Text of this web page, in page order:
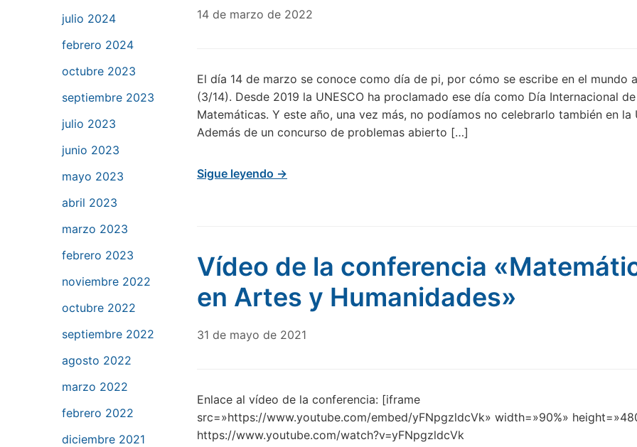
julio 2024
febrero 2024
octubre 2023
septiembre 2023
julio 2023
junio 2023
mayo 2023
abril 2023
marzo 2023
febrero 2023
noviembre 2022
octubre 2022
septiembre 2022
agosto 2022
marzo 2022
febrero 2022
diciembre 2021
14 de marzo de 2022
El día 14 de marzo se conoce como día de pi, por cómo se escribe en el mundo
(3/14). Desde 2019 la UNESCO ha proclamado ese día como Día Internacional
Matemáticas. Y este año, una vez más, no podíamos no celebrarlo también en la
Además de un concurso de problemas abierto […]
Sigue leyendo →
Vídeo de la conferencia
en Artes y Humanidades»
31 de mayo de 2021
Enlace al vídeo de la conferencia: [iframe
src=»https://www.youtube.com/embed/yFNpgzldcVk» width=»90%»
https://www.youtube.com/watch?v=yFNpgzldcVk